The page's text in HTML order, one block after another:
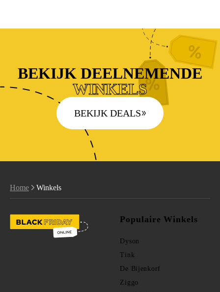
BEKIJK DEELNEMENDE
WINKELS
BEKIJK DEALS
Home Winkels
Populaire Winkels
Dyson
Tink
De Bijenkorf
Ziggo